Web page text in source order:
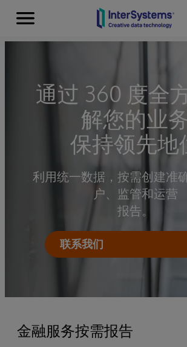
Skip to content
Menu
通过 360 度全
解您的业
保持领先地
利用统一数据，按需创建准
户、监管和运营
报告。
联系我们
金融服务按需报告